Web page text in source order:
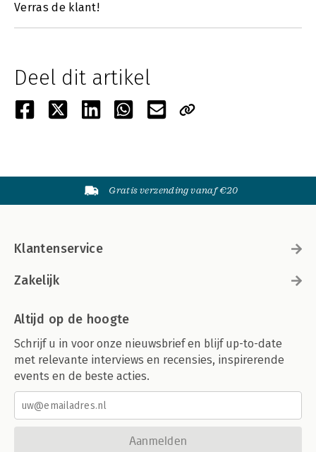
Verras de klant!
Deel dit artikel
Gratis verzending vanaf €20
Klantenservice
Zakelijk
Altijd op de hoogte
Schrijf u in voor onze nieuwsbrief en blijf up-to-date
met relevante interviews en recensies, inspirerende
events en de beste acties.
Aanmelden